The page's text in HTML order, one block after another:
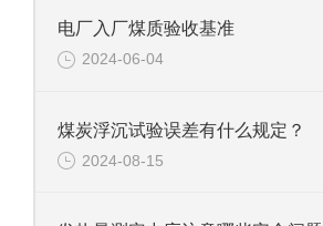
电厂入厂煤质验收基准
2024-06-04
煤炭浮沉试验误差有什么规定？
2024-08-15